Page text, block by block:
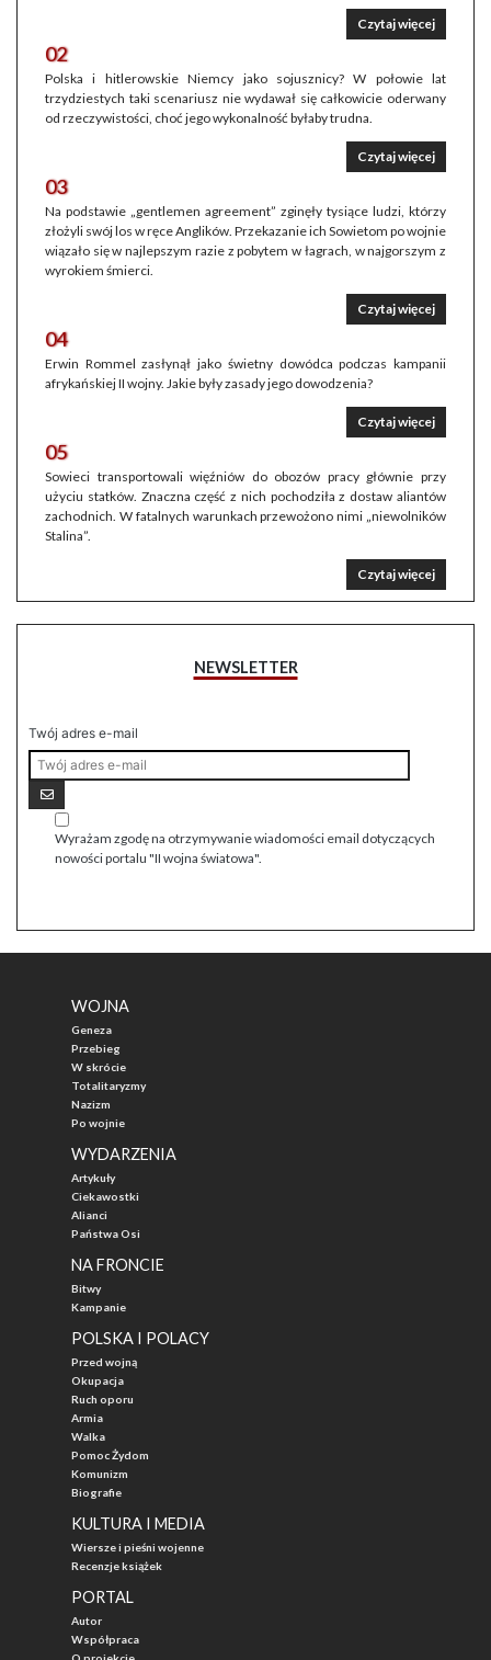
Czytaj więcej
02
Polska i hitlerowskie Niemcy jako sojusznicy? W połowie lat
trzydziestych taki scenariusz nie wydawał się całkowicie oderwany
od rzeczywistości, choć jego wykonalność byłaby trudna.
Czytaj więcej
03
Na podstawie „gentlemen agreement” zginęły tysiące ludzi, którzy
złożyli swój los w ręce Anglików. Przekazanie ich Sowietom po wojnie
wiązało się w najlepszym razie z pobytem w łagrach, w najgorszym z
wyrokiem śmierci.
Czytaj więcej
04
Erwin Rommel zasłynął jako świetny dowódca podczas kampanii
afrykańskiej II wojny. Jakie były zasady jego dowodzenia?
Czytaj więcej
05
Sowieci transportowali więźniów do obozów pracy głównie przy
użyciu statków. Znaczna część z nich pochodziła z dostaw aliantów
zachodnich. W fatalnych warunkach przewożono nimi „niewolników
Stalina”.
Czytaj więcej
NEWSLETTER
Twój adres e-mail
Wyrażam zgodę na otrzymywanie wiadomości email dotyczących
nowości portalu "II wojna światowa".
WOJNA
Geneza
Przebieg
W skrócie
Totalitaryzmy
Nazizm
Po wojnie
WYDARZENIA
Artykuły
Ciekawostki
Alianci
Państwa Osi
NA FRONCIE
Bitwy
Kampanie
POLSKA I POLACY
Przed wojną
Okupacja
Ruch oporu
Armia
Walka
Pomoc Żydom
Komunizm
Biografie
KULTURA I MEDIA
Wiersze i pieśni wojenne
Recenzje książek
PORTAL
Autor
Współpraca